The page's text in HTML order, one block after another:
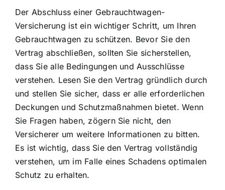
Der Abschluss einer Gebrauchtwagen-
Versicherung ist ein wichtiger Schritt, um Ihren
Gebrauchtwagen zu schützen. Bevor Sie den
Vertrag abschließen, sollten Sie sicherstellen,
dass Sie alle Bedingungen und Ausschlüsse
verstehen. Lesen Sie den Vertrag gründlich durch
und stellen Sie sicher, dass er alle erforderlichen
Deckungen und Schutzmaßnahmen bietet. Wenn
Sie Fragen haben, zögern Sie nicht, den
Versicherer um weitere Informationen zu bitten.
Es ist wichtig, dass Sie den Vertrag vollständig
verstehen, um im Falle eines Schadens optimalen
Schutz zu erhalten.